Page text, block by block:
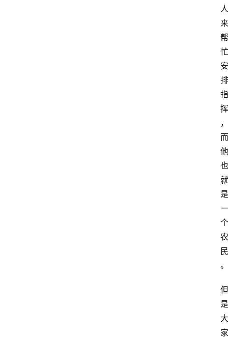
人
来
帮
忙
安
排
指
挥
，
而
他
也
就
是
一
个
农
民
。
但
是
大
家